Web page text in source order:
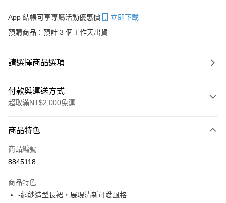
App 結帳可享專屬活動優惠價
立即下載
預購商品：預計 3 個工作天出貨
請選擇商品選項
付款與運送方式
超取滿NT$2,000免運
信用卡一次付款
超商取貨付款
Apple Pay
商品特色
商品編號
8845118
商品特色
-網紗造型長裙，展現清新可愛風格